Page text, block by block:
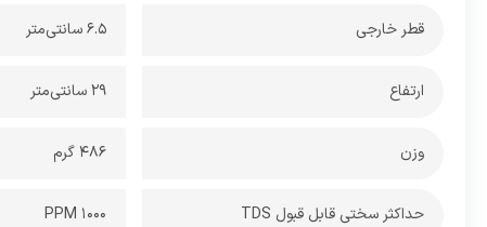
قطر خارجی 6.5 سانتی‌متر
ارتفاع 29 سانتی‌متر
وزن 486 گرم
حداکثر سختی قابل قبول TDS 1000 PPM